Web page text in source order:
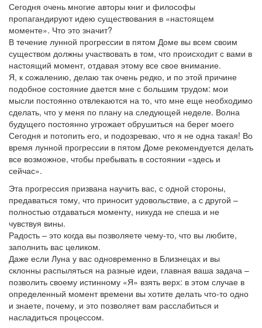
Сегодня очень многие авторы книг и философы
пропагандируют идею существования в «настоящем
моменте». Что это значит?
В течение лунной прогрессии в пятом Доме вы всем своим
существом должны участвовать в том, что происходит с вами в
настоящий момент, отдавая этому все свое внимание.
Я, к сожалению, делаю так очень редко, и по этой причине
подобное состояние дается мне с большим трудом: мои
мысли постоянно отвлекаются на то, что мне еще необходимо
сделать, что у меня по плану на следующей неделе. Волна
будущего постоянно угрожает обрушиться на берег моего
Сегодня и потопить его, и подозреваю, что я не одна такая! Во
время лунной прогрессии в пятом Доме рекомендуется делать
все возможное, чтобы пребывать в состоянии «здесь и
сейчас».
Эта прогрессия призвана научить вас, с одной стороны,
предаваться тому, что приносит удовольствие, а с другой –
полностью отдаваться моменту, никуда не спеша и не
чувствуя вины.
Радость – это когда вы позволяете чему-то, что вы любите,
заполнить вас целиком.
Даже если Луна у вас одновременно в Близнецах и вы
склонны распыляться на разные идеи, главная ваша задача –
позволить своему истинному «Я» взять верх: в этом случае в
определенный момент времени вы хотите делать что-то одно
и знаете, почему, и это позволяет вам расслабиться и
насладиться процессом.